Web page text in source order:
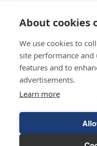
About cookies
We use cookies to
site performance and
features and to
advertisements.
Learn more
Helpdesk
Algemene voorwaarden